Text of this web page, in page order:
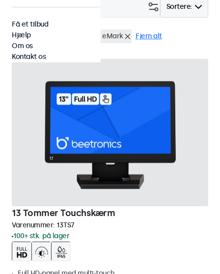
Sortere:
Filter (2)
13 tommer touchskærme eMark Fjern alt
13 Tommer Touchskærm
Varenummer: 13TS7
100+ stk. på lager
Få et tilbud
Hjælp
Om os
Kontakt os